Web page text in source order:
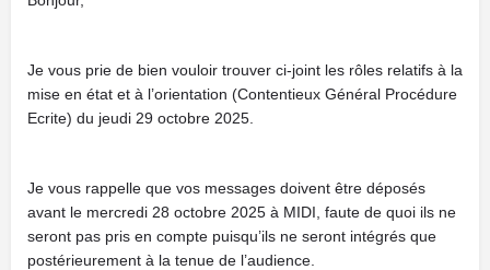
Je vous prie de bien vouloir trouver ci-joint les rôles relatifs à la
mise en état et à l’orientation (Contentieux Général Procédure
Ecrite) du jeudi 29 octobre 2025.
Je vous rappelle que vos messages doivent être déposés
avant le mercredi 28 octobre 2025 à MIDI, faute de quoi ils ne
seront pas pris en compte puisqu’ils ne seront intégrés que
postérieurement à la tenue de l’audience.